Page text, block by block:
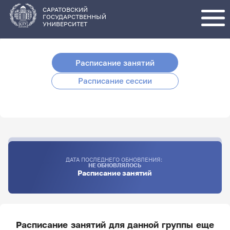
основному
содержанию
САРАТОВСКИЙ
ГОСУДАРСТВЕННЫЙ
УНИВЕРСИТЕТ
Расписание занятий
Расписание сессии
ДАТА ПОСЛЕДНЕГО ОБНОВЛЕНИЯ:
НЕ ОБНОВЛЯЛОСЬ
Расписание занятий
Расписание занятий для данной группы еще